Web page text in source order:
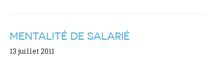
MENTALITÉ DE SALARIÉ
13 juillet 2011